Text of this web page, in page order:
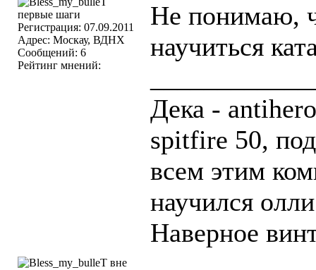
Регистрация: 07.09.2011
Адрес: Москау, ВДНХ
Сообщений: 6
Рейтинг мнений:
Не понимаю,
научиться
Дека -
spitfire 50,
всем этим
научился
Наверное